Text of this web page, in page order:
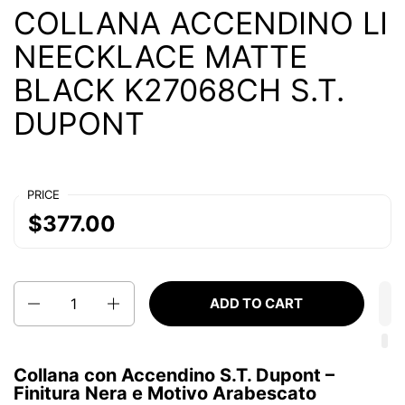
COLLANA ACCENDINO LI
NEECKLACE MATTE
BLACK K27068CH S.T.
DUPONT
PRICE
$377.00
ADD TO CART
Collana con Accendino S.T. Dupont –
Finitura Nera e Motivo Arabescato